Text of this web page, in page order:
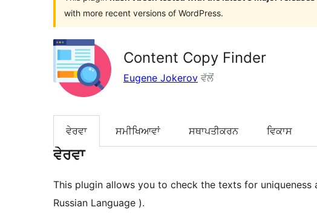
with more recent versions of WordPress.
Content Copy Finder
Eugene Jokerov ਵੱਲੋਂ
ਵੇਰਵਾ ਸਮੀਖਿਆਵਾਂ ਸਥਾਪਤੀਕਰਨ ਵਿਕਾਸ
ਵੇਰਵਾ
This plugin allows you to check the texts for
Russian Language ).